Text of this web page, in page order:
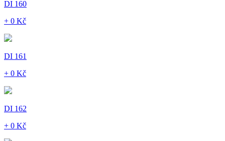
DI 160
+ 0 Kč
DI 161
+ 0 Kč
DI 162
+ 0 Kč